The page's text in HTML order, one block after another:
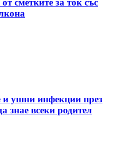
сметките за ток със
и ушни инфекции през
знае всеки родител